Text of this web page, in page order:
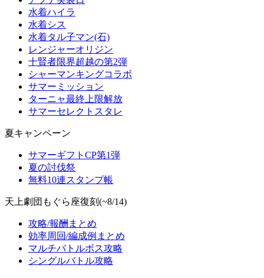
水着ハイラ
水着シス
水着タル子マン(石)
レンジャーオリジン
十賢者限界超越の第2弾
シャーマンキングコラボ
サマーミッション
ターニャ最終上限解放
サマーセレクトスタレ
夏キャンペーン
サマーギフトCP第1弾
夏の討伐祭
無料10連スタンプ帳
天上劇団もぐら座復刻(~8/14)
攻略/報酬まとめ
効率周回/編成例まとめ
マルチバトルボス攻略
シングルバトル攻略